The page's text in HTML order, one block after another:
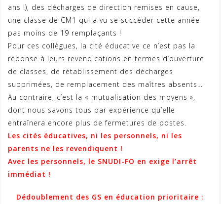
ans !), des décharges de direction remises en cause,
une classe de CM1 qui a vu se succéder cette année
pas moins de 19 remplaçants !
Pour ces collègues, la cité éducative ce n’est pas la
réponse à leurs revendications en termes d’ouverture
de classes, de rétablissement des décharges
supprimées, de remplacement des maîtres absents…
Au contraire, c’est la « mutualisation des moyens »,
dont nous savons tous par expérience qu’elle
entraînera encore plus de fermetures de postes.
Les cités éducatives, ni les personnels, ni les
parents ne les revendiquent !
Avec les personnels, le SNUDI-FO en exige l’arrêt
immédiat !
Dédoublement des GS en éducation prioritaire :